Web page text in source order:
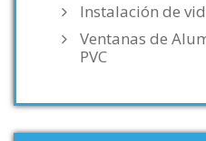
Instalación de
Ventanas de
PVC